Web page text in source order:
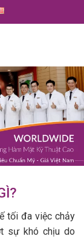
tối đa việc chảy
sự khó chịu do